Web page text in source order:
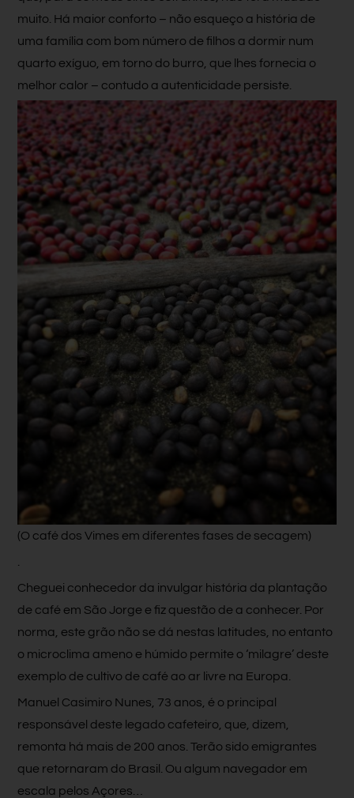
muito. Há maior conforto – não esqueço a história de
uma família com bom número de filhos a dormir num
quarto exíguo, em torno do burro, que lhes fornecia o
melhor calor – contudo a autenticidade persiste.
(O café dos Vimes em diferentes fases de secagem)
Cheguei conhecedor da invulgar história da plantação
de café em São Jorge e fiz questão de a conhecer. Por
norma, este grão não se dá nestas latitudes, no entanto
o microclima ameno e húmido permite o ‘milagre’ deste
exemplo de cultivo de café ao ar livre na Europa.
Manuel Casimiro Nunes, 73 anos, é o principal
responsável deste legado cafeteiro, que, dizem,
remonta há mais de 200 anos. Terão sido emigrantes
que retornaram do Brasil. Ou algum navegador em
escala pelos Açores…